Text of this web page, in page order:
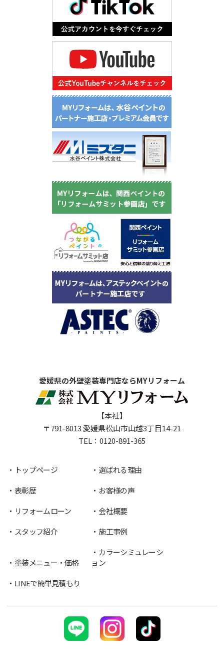
愛媛県の外壁塗装専門店ならMYリフォーム
【本社】
〒791-8013 愛媛県松山市山越3丁目14-21
TEL： 0120-891-365
トップページ
選ばれる理由
表彰歴
お客様の声
リフォームローン
会社概要
スタッフ紹介
施工事例
塗装メニュー・価格
カラーシミュレーシ
ョン
LINEで簡単見積もり